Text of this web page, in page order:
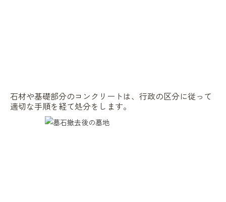
石材や基礎部分のコンクリートは、行政の区分に従って
適切な手順を経て処分をします。